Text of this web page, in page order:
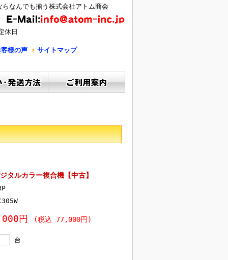
なんでも揃う株式会社アトム商会
休日
客様の声 サイトマップ
タルカラー複合機【中古】
円 (税込 77,000円)
台